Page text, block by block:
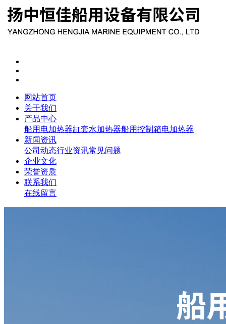
网站首页
关于我们
产品中心
船用电加热器缸套水加热器船用控制箱电加热器
新闻资讯
公司动态行业资讯常见问题
企业文化
荣誉资质
联系我们
在线留言